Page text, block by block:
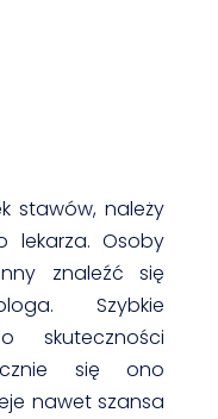
stawów, należy
lekarza. Osoby
znaleźć się
Szybkie
skuteczności
się ono
nawet szansa